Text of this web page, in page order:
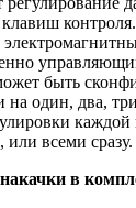
быть
на один, два,
или всеми сразу.
в